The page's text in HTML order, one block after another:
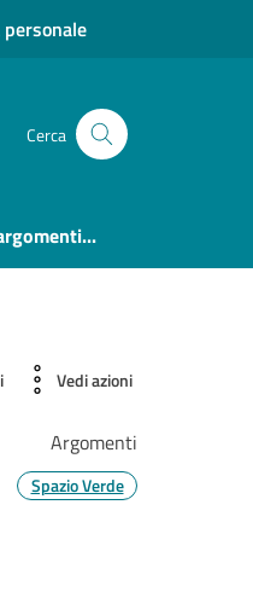
Cerca
Vedi azioni
Argomenti
Spazio Verde